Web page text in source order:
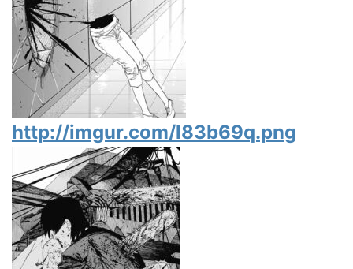
http://imgur.com/l83b69q.png